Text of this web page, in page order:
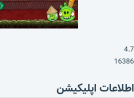
4.7
16386
اطلاعات اپلیکیشن